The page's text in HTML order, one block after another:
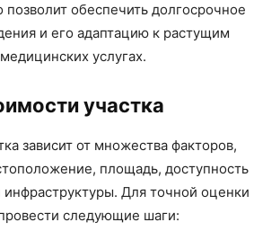
обеспечить долгосрочное
и его адаптацию к растущим
услугах.
участка
зависит от множества факторов,
площадь, доступность
Для точной оценки
следующие шаги: